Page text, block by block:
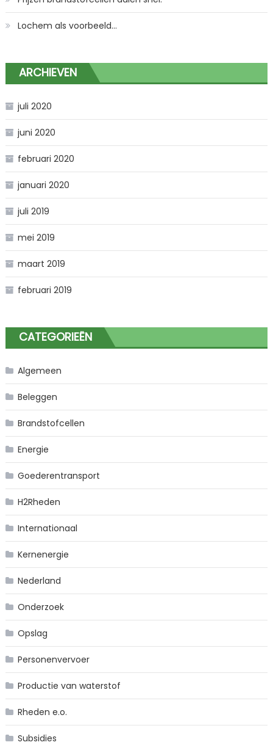
Lochem als voorbeeld…
ARCHIEVEN
juli 2020
juni 2020
februari 2020
januari 2020
juli 2019
mei 2019
maart 2019
februari 2019
CATEGORIEËN
Algemeen
Beleggen
Brandstofcellen
Energie
Goederentransport
H2Rheden
Internationaal
Kernenergie
Nederland
Onderzoek
Opslag
Personenvervoer
Productie van waterstof
Rheden e.o.
Subsidies